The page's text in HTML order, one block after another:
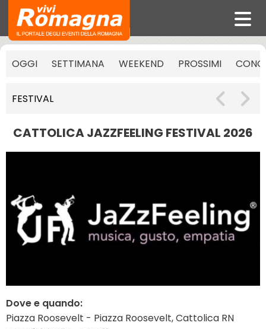
OGGI SETTIMANA WEEKEND PROSSIMI
FESTIVAL
CATTOLICA JAZZFEELING FESTIVAL 2026
Dove e quando:
Piazza Roosevelt - Piazza Roosevelt, Cattolica RN